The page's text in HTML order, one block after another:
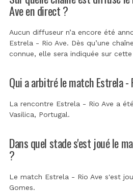
Ave en direct ?
Aucun diffuseur n’a encore été
Estrela - Rio Ave. Dès qu’une
connue, elle sera indiquée sur
Qui a arbitré le match Estrela -
La rencontre Estrela - Rio Ave a
Vasilica, Portugal.
Dans quel stade s'est joué le
?
Le match Estrela - Rio Ave s'est
Gomes.